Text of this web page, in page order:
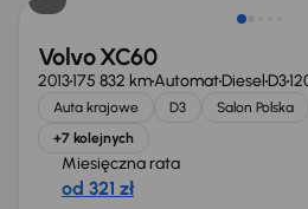
Volvo XC60
2013175 832 kmAutomatDiesel D3
Auta krajowe D3 Salon Polska
+7 kolejnych
Miesięczna rata
od 321 zł